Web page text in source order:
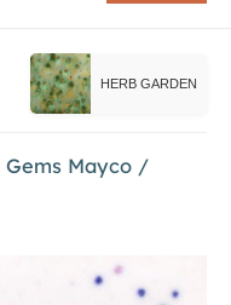
HERB GARDEN
Mayco /